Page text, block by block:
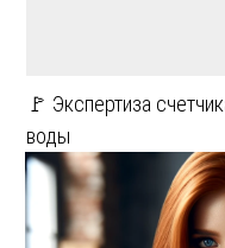
🚩 Экспертиза
воды